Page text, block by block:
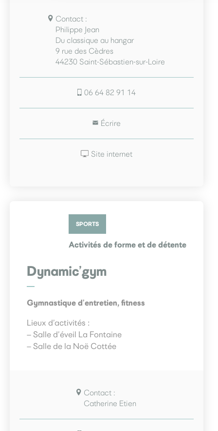
Contact :
Philippe Jean
Du classique au hangar
9 rue des Cèdres
44230 Saint-Sébastien-sur-Loire
06 64 82 91 14
Écrire
Site internet
Dynamic’gym
Gymnastique d’entretien, fitness
Lieux d’activités :
– Salle d’éveil La Fontaine
– Salle de la Noë Cottée
SPORTS
Activités de forme et de détente
Contact :
Catherine Etien